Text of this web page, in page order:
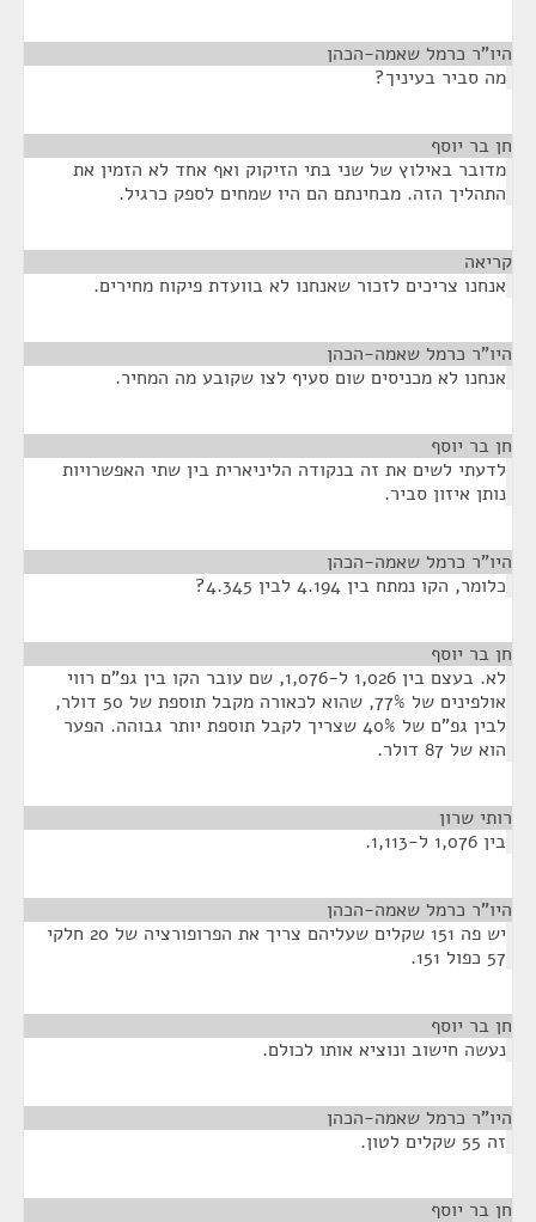
היו"ר כרמל שאמה-הכהן
מה סביר בעיניך?
חן בר יוסף
מדובר באילוץ של שני בתי הזיקוק ואף אחד לא הזמין את
התהליך הזה. מבחינתם הם היו שמחים לספק כרגיל.
קריאה
אנחנו צריכים לזכור שאנחנו לא בוועדת פיקוח מחירים.
היו"ר כרמל שאמה-הכהן
אנחנו לא מכניסים שום סעיף לצו שקובע מה המחיר.
חן בר יוסף
לדעתי לשים את זה בנקודה הליניארית בין שתי האפשרויות
נותן איזון סביר.
היו"ר כרמל שאמה-הכהן
כלומר, הקו נמתח בין 4.194 לבין 4.345?
חן בר יוסף
לא. בעצם בין 1,026 ל-1,076, שם עובר הקו בין גפ"ם רווי
אולפינים של 77%, שהוא לכאורה מקבל תוספת של 50 דולר,
לבין גפ"ם של 40% שצריך לקבל תוספת יותר גבוהה. הפער
הוא של 87 דולר.
רותי שרון
בין 1,076 ל-1,113.
היו"ר כרמל שאמה-הכהן
יש פה 151 שקלים שעליהם צריך את הפרופורציה של 20 חלקי
57 כפול 151.
חן בר יוסף
נעשה חישוב ונוציא אותו לכולם.
היו"ר כרמל שאמה-הכהן
זה 55 שקלים לטון.
חן בר יוסף